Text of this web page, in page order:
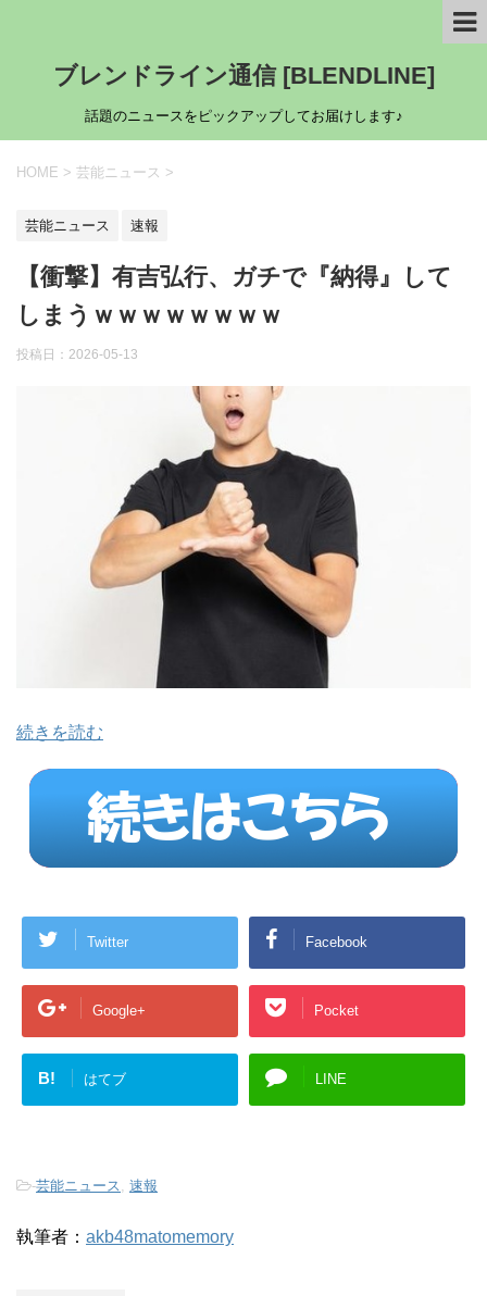
ブレンドライン通信 [BLENDLINE]
話題のニュースをピックアップしてお届けします♪
HOME > 芸能ニュース >
芸能ニュース 速報
【衝撃】有吉弘行、ガチで『納得』して
しまうｗｗｗｗｗｗｗｗ
投稿日： 2026-05-13
続きを読む
Twitter Facebook
Google+ Pocket
B! はてブ LINE
-芸能ニュース 速報
執筆者： akb48matomemory